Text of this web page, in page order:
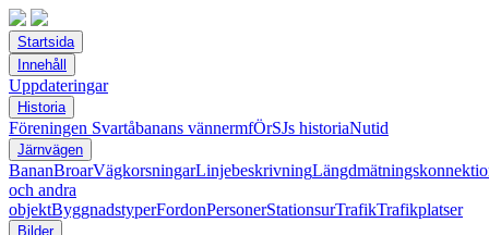
Startsida
Innehåll
Uppdateringar
Historia
Föreningen Svartåbanans vännermfÖrSJs historiaNutid
Järnvägen
BananBroarVägkorsningarLinjebeskrivning
och andra
objektByggnadstyperFordonPersonerStationsurTrafikTrafikplatser
Bilder